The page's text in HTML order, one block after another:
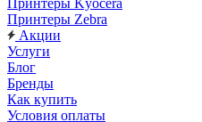
Принтеры Kyocera
Принтеры Zebra
Акции
Услуги
Блог
Бренды
Как купить
Условия оплаты